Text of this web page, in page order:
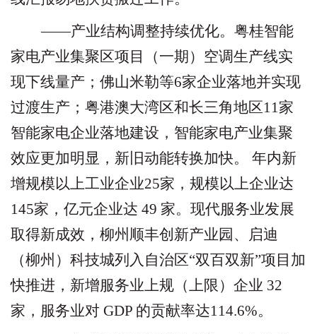
——产业结构调整持续优化。 粤桂智能
家电产业集聚区项目（一期）空调生产线实
现下线量产；佛山米勒等6家企业落地并实现
过渡生产；粤港澳大湾区和长三角地区11家
智能家电企业落地建设，智能家电产业集聚
效应更加明显，新旧动能转换加快。 年内新
增规模以上工业企业25家，规模以上企业达
145家，亿元企业达 49 家。现代服务业发展
取得新成效，柳州顺丰创新产业园、启迪
（柳州）科技城列入自治区“双百双新”项目加
快推进，新增服务业上规（上限）企业 32
家，服务业对 GDP 的贡献率达114.6%。